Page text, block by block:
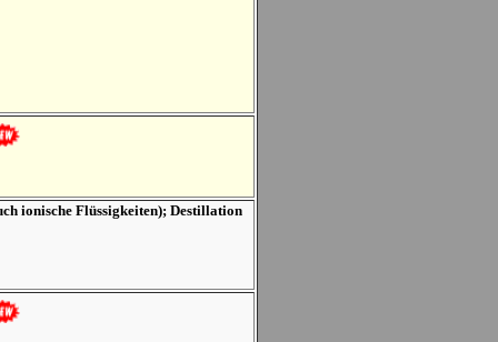
ionische Flüssigkeiten); Destillation